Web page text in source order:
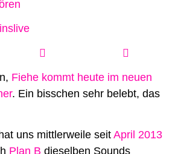
Fiehe kommt heute im neuen
. Ein bisschen sehr belebt, das
uns mittlerweile seitApril 2013
Plan B dieselben Sounds